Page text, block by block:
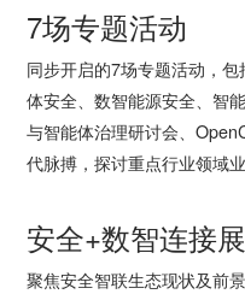
7场专题活动
同步开启的7场专题活动，
体安全、数智能源安全、智
与智能体治理研讨会、
代脉搏，探讨重点行业领域
安全+数智连接
聚焦安全智联生态现状及前